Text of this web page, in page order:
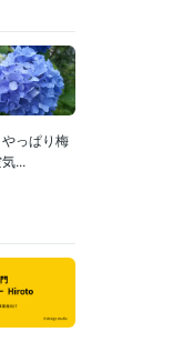
っぱり梅
...